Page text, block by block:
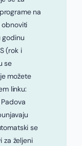
na
obnoviti
godinu
(rok i
se
možete
linku:
se
za željeni